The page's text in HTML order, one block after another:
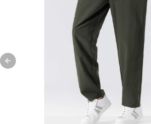
Previous slide